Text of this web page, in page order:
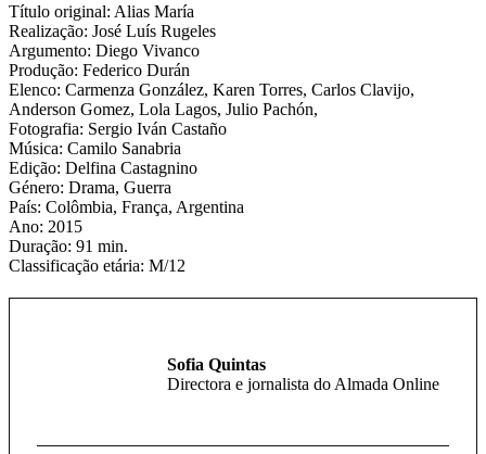
Título original: Alias María
Realização: José Luís Rugeles
Argumento: Diego Vivanco
Produção: Federico Durán
Elenco: Carmenza González, Karen Torres, Carlos Clavijo,
Anderson Gomez, Lola Lagos, Julio Pachón,
Fotografia: Sergio Iván Castaño
Música: Camilo Sanabria
Edição: Delfina Castagnino
Género: Drama, Guerra
País: Colômbia, França, Argentina
Ano: 2015
Duração: 91 min.
Classificação etária: M/12
Sofia Quintas
Directora e jornalista do Almada Online